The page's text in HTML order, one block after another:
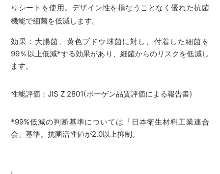
りシートを使用。デザイン性を損なうことなく優れた抗菌
機能で細菌を低減します。
効果：大腸菌、黄色ブドウ球菌に対し、付着した細菌を
99％以上低減*する効果があり、細菌からのリスクを低減し
ます。
性能評価：JIS Z 2801(ボーゲン品質評価による報告書)
*99%低減の判断基準については「日本衛生材料工業連合
会」基準。抗菌活性値が2.0以上抑制。